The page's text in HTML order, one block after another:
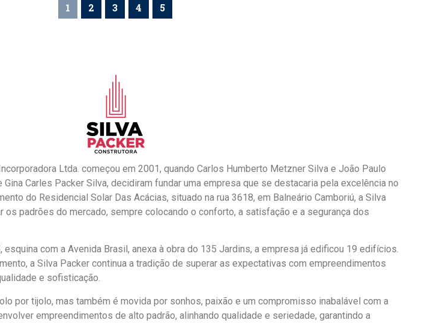
1 2 3 4 5
Ltda. começou em 2001, quando Carlos Humberto Metzner Silva e João Paulo
Carles Packer Silva, decidiram fundar uma empresa que se destacaria pela excelência no
do Residencial Solar Das Acácias, situado na rua 3618, em Balneário Camboriú, a Silva
os padrões do mercado, sempre colocando o conforto, a satisfação e a segurança dos
esquina com a Avenida Brasil, anexa à obra do 135 Jardins, a empresa já edificou 19 edifícios.
a Silva Packer continua a tradição de superar as expectativas com empreendimentos
e sofisticação.
por tijolo, mas também é movida por sonhos, paixão e um compromisso inabalável com a
empreendimentos de alto padrão, alinhando qualidade e seriedade, garantindo a